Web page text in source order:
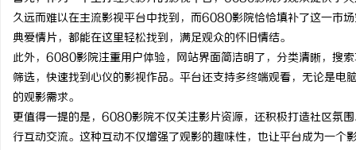
久远而难以在主流影视平台中找到，而6080影院恰恰填补了这一市
典爱情片，都能在这里轻松找到，满足观众的怀旧情结。
此外，6080影院注重用户体验，网站界面简洁明了，分类清晰，搜
筛选，快速找到心仪的影视作品。平台还支持多终端观看，无论是
的观影需求。
更值得一提的是，6080影院不仅关注影片资源，还积极打造社区氛
行互动交流。这种互动不仅增强了观影的趣味性，也让平台成为一个